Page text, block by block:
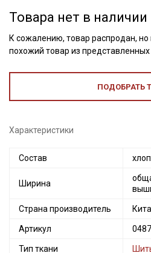
Товара нет в наличии
К сожалению, товар распродан,
похожий товар из
ПОДОБРАТЬ
Характеристики
Состав
Ширина
Страна производитель
Артикул
Тип ткани
Секретная рассылка от
Мы публикуем здесь
промокоды и скидки
категории